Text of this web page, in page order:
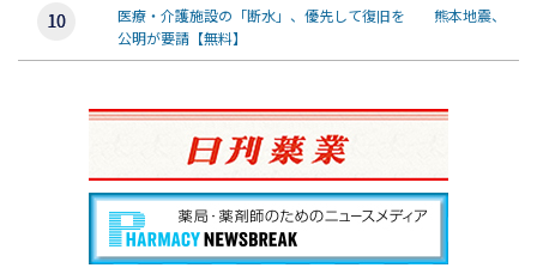
医療・介護施設の「断水」、優先して復旧を 熊本地震、
公明が要請【無料】